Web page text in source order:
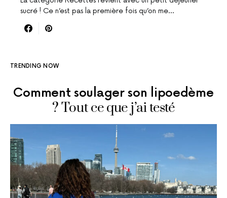
sucré ! Ce n’est pas la première fois qu’on me…
TRENDING NOW
Comment soulager son lipoedème
? Tout ce que j’ai testé